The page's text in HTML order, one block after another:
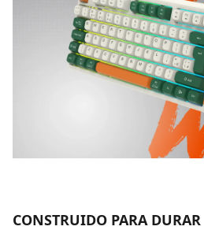
CONSTRUIDO PARA DURAR